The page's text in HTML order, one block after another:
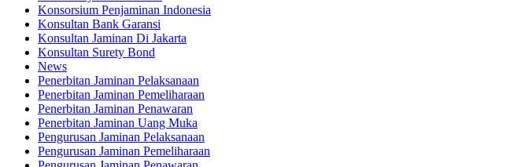
Konsorsium Penjaminan Indonesia
Konsultan Bank Garansi
Konsultan Jaminan Di Jakarta
Konsultan Surety Bond
News
Penerbitan Jaminan Pelaksanaan
Penerbitan Jaminan Pemeliharaan
Penerbitan Jaminan Penawaran
Penerbitan Jaminan Uang Muka
Pengurusan Jaminan Pelaksanaan
Pengurusan Jaminan Pemeliharaan